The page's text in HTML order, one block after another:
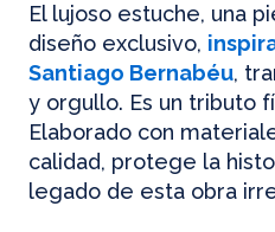
El lujoso estuche, una
diseño exclusivo,
Santiago Bernabéu,
y orgullo. Es un tributo
Elaborado con
calidad, protege la
legado de esta obra